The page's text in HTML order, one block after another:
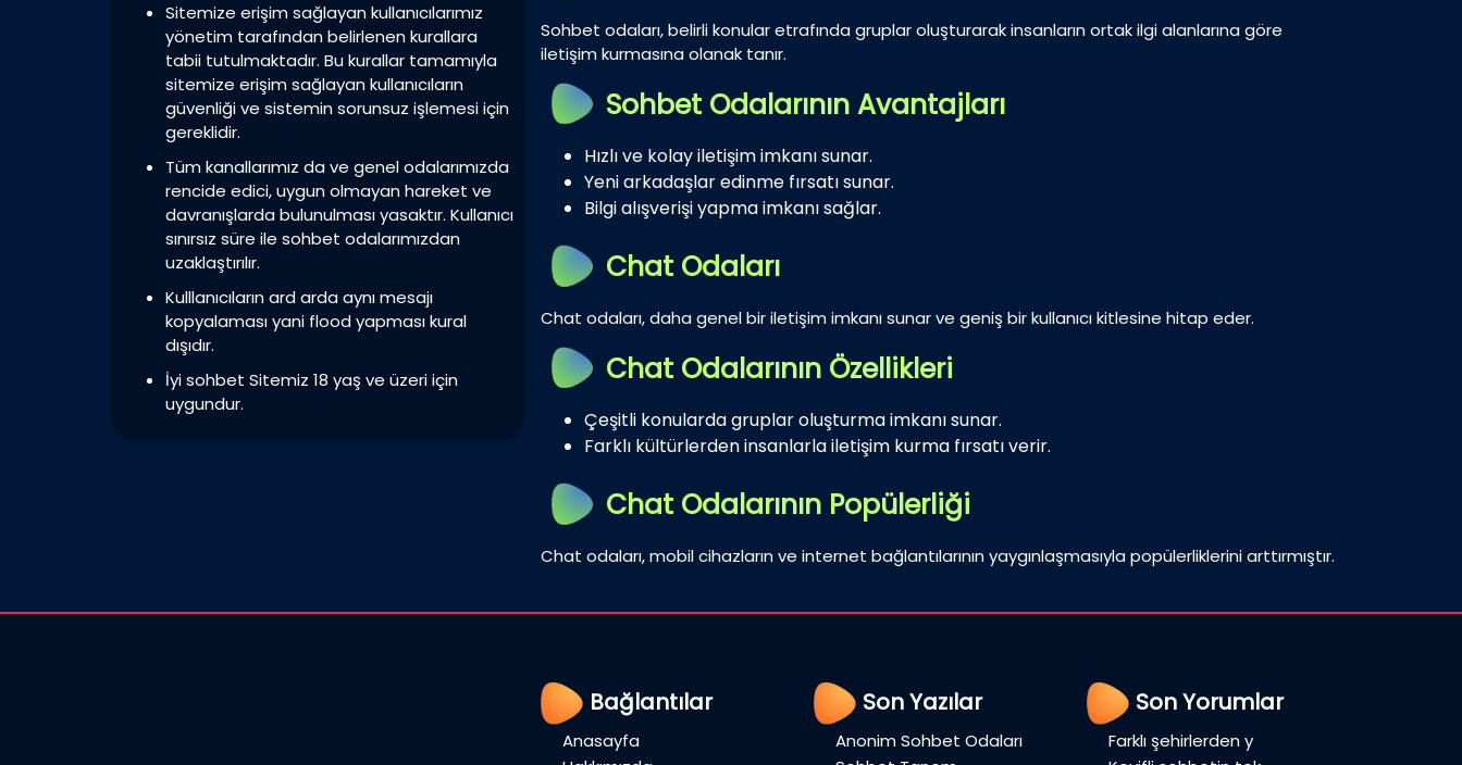
Sitemize erişim sağlayan kullanıcılarımız
yönetim tarafından belirlenen kurallara
tabii tutulmaktadır. Bu kurallar tamamıyla
sitemize erişim sağlayan kullanıcıların
güvenliği ve sistemin sorunsuz işlemesi için
gereklidir.
Tüm kanallarımız da ve genel odalarımızda
rencide edici, uygun olmayan hareket ve
davranışlarda bulunulması yasaktır. Kullanıcı
sınırsız süre ile sohbet odalarımızdan
uzaklaştırılır.
Kulllanıcıların ard arda aynı mesajı
kopyalaması yani flood yapması kural
dışıdır.
İyi sohbet Sitemiz 18 yaş ve üzeri için
uygundur.
Sohbet odaları, belirli konular etrafında gruplar oluşturarak insanların ortak ilgi alanlarına göre
iletişim kurmasına olanak tanır.
Sohbet Odalarının Avantajları
Hızlı ve kolay iletişim imkanı sunar.
Yeni arkadaşlar edinme fırsatı sunar.
Bilgi alışverişi yapma imkanı sağlar.
Chat Odaları
Chat odaları, daha genel bir iletişim imkanı sunar ve geniş bir kullanıcı kitlesine hitap eder.
Chat Odalarının Özellikleri
Çeşitli konularda gruplar oluşturma imkanı sunar.
Farklı kültürlerden insanlarla iletişim kurma fırsatı verir.
Chat Odalarının Popülerliği
Chat odaları, mobil cihazların ve internet bağlantılarının yaygınlaşmasıyla popülerliklerini arttırmıştır.
Bağlantılar
Anasayfa
Son Yazılar
Anonim Sohbet Odaları
Son Yorumlar
Farklı şehirlerden y